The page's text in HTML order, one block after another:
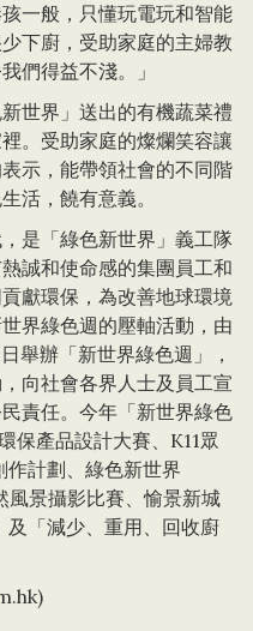
一般，只懂玩電玩和智能
下廚，受助家庭的主婦教
們得益不淺。」
世界」送出的有機蔬菜禮
。受助家庭的燦爛笑容讓
示，能帶領社會的不同階
活，饒有意義。
是「綠色新世界」義工隊
誠和使命感的集團員工和
獻環保，為改善地球環境
界綠色週的壓軸活動，由
舉辦「新世界綠色週」，
向社會各界人士及員工宣
責任。今年「新世界綠色
保產品設計大賽、K11眾
作計劃、綠色新世界
景攝影比賽、愉景新城
及「減少、重用、回收廚
)